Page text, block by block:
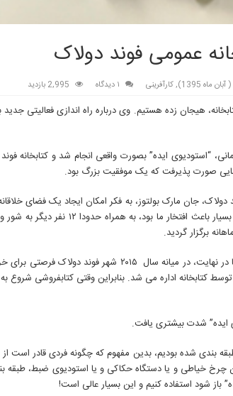
عمومی فوند دولاک
ماه 1395) ,کارآفرینی ۱ دیدگاه 2,995 بازدید
هیجان زده هستیم. وی درباره راه اندازی فعالیتی
“استودیوی ایده” بصورت واقعی انجام شد و کتابخانه
فوند دولاک، جان مارک بولتوز، به فکر امکان ایجاد یک
شامل بنده و همسرم، برایان، که
برگزار گردید.
در ابتدای برنامه ­ریزی چندین موضوع مطرح گردید اما در
کتابخانه اداره می شد. بنابراین وقتی کتابفروشی شروع
شدت بیشتری یافت.
بندی شده بودیم، بدین مفهوم که چگونه فردی قادر
چرخ خیاطی و یا دستگاه حکاکی و یا استودیوی ضبط، طبقه
شود استفاده کنیم و این بسیار عالی است!